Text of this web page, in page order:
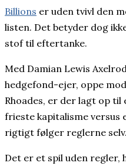
Billions er uden tvivl den
listen. Det betyder dog
stof til eftertanke.
Med Damian Lewis
hedgefond-ejer, oppe
Rhoades, er der lagt op til
frieste kapitalisme versus
rigtigt følger reglerne selv.
Det er et spil uden regler,